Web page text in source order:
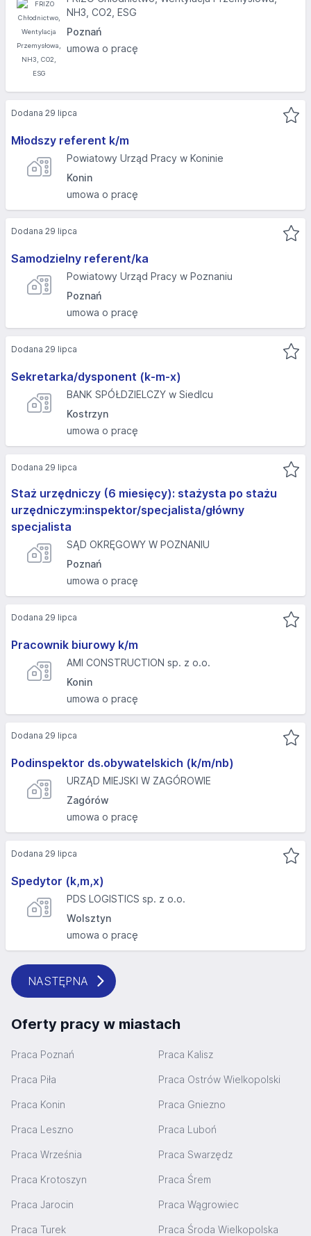
NH3, CO2, ESG
Poznań
umowa o pracę
Młodszy referent k/m
Powiatowy Urząd Pracy w Koninie
Konin
umowa o pracę
Dodana 29 lipca
Samodzielny referent/ka
Powiatowy Urząd Pracy w Poznaniu
Poznań
umowa o pracę
Dodana 29 lipca
Sekretarka/dysponent (k-m-x)
BANK SPÓŁDZIELCZY w Siedlcu
Kostrzyn
umowa o pracę
Dodana 29 lipca
Staż urzędniczy (6 miesięcy): stażysta po stażu
urzędniczym:inspektor/specjalista/główny
specjalista
SĄD OKRĘGOWY W POZNANIU
Poznań
umowa o pracę
Dodana 29 lipca
Pracownik biurowy k/m
AMI CONSTRUCTION sp. z o.o.
Konin
umowa o pracę
Dodana 29 lipca
Podinspektor ds.obywatelskich (k/m/nb)
URZĄD MIEJSKI W ZAGÓROWIE
Zagórów
umowa o pracę
Dodana 29 lipca
Spedytor (k,m,x)
PDS LOGISTICS sp. z o.o.
Wolsztyn
umowa o pracę
Dodana 29 lipca
NASTĘPNA
Oferty pracy w miastach
Praca Poznań Praca Kalisz
Praca Piła Praca Ostrów Wielkopolski
Praca Konin Praca Gniezno
Praca Leszno Praca Luboń
Praca Września Praca Swarzędz
Praca Krotoszyn Praca Śrem
Praca Jarocin Praca Wągrowiec
Praca Turek Praca Środa Wielkopolska